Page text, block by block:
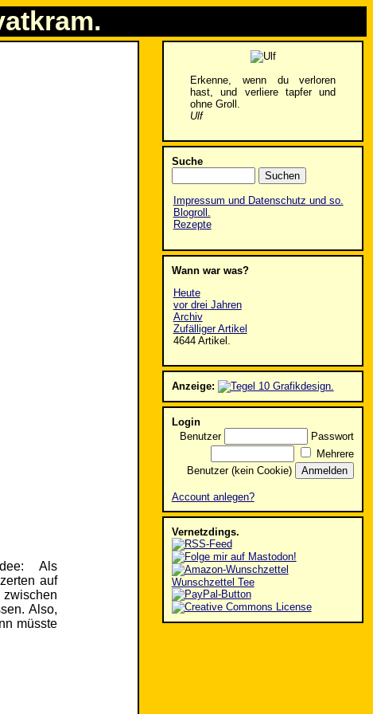
Als
auf
Also,
müsste
Erkenne, wenn du verloren
hast, und verliere tapfer und
ohne Groll.
Ulf
Suche
Impressum und Datenschutz und so.
Blogroll.
Rezepte
Wann war was?
Heute
vor drei Jahren
Archiv
Zufälliger Artikel
4644 Artikel.
Anzeige:
Login
Benutzer
Passwort
Mehrere
Benutzer (kein Cookie)
Account anlegen?
Vernetzdings.
Wunschzettel Tee